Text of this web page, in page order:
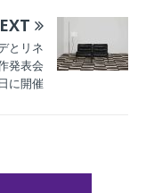
とリネ
発表会
に開催